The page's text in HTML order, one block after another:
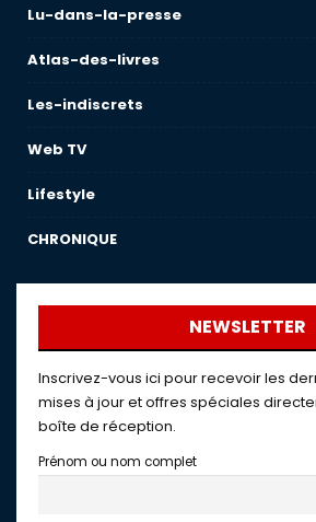
Lu-dans-la-presse
Atlas-des-livres
Les-indiscrets
Web TV
Lifestyle
CHRONIQUE
NEWSLETTER
Inscrivez-vous ici pour recevoir les
mises à jour et offres spéciales
boîte de réception.
Prénom ou nom complet